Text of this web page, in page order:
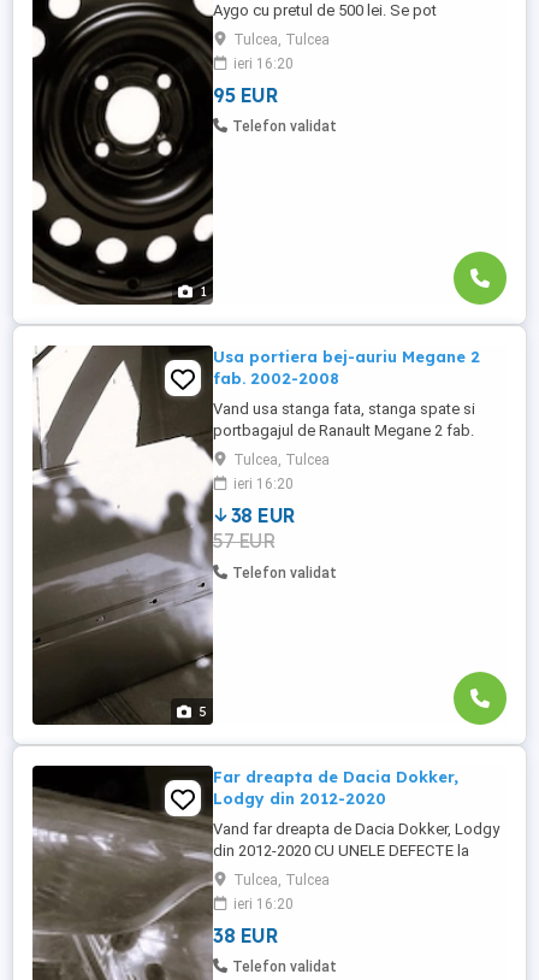
1
Aygo cu pretul de 500 lei. Se pot
achizitiona doar din Tulcea, NU se trimit
prin curier.
Tulcea, Tulcea
ieri 16:20
95 EUR
Telefon validat
5
Usa portiera bej-auriu Megane 2
fab. 2002-2008
Vand usa stanga fata, stanga spate si
portbagajul de Ranault Megane 2 fab.
2002-2008 cu pretul de 200 lei bucata. Se
pot cumpara doar din Tulcea, NU se trimit
prin curier.
Tulcea, Tulcea
ieri 16:20
38 EUR
57 EUR
Telefon validat
Far dreapta de Dacia Dokker,
Lodgy din 2012-2020
Vand far dreapta de Dacia Dokker, Lodgy
din 2012-2020 CU UNELE DEFECTE la
sistemul de prindere cu pretul de 200 lei.
Se pot achizitiona doar din Tulcea, NU se
poate trimite prin curier.
Tulcea, Tulcea
ieri 16:20
38 EUR
Telefon validat